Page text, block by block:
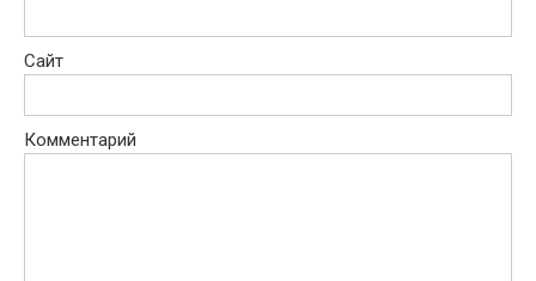
Сайт
Комментарий